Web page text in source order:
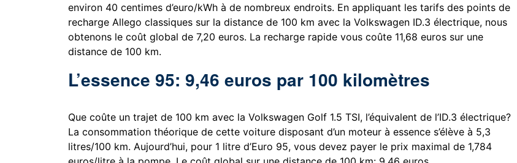
environ 40 centimes d’euro/kWh à de nombreux endroits. En appliquant les tarifs des points de
recharge Allego classiques sur la distance de 100 km avec la Volkswagen ID.3 électrique, nous
obtenons le coût global de 7,20 euros. La recharge rapide vous coûte 11,68 euros sur une
distance de 100 km.
L’essence 95: 9,46 euros par 100 kilomètres
Que coûte un trajet de 100 km avec la Volkswagen Golf 1.5 TSI, l’équivalent de l’ID.3 électrique?
La consommation théorique de cette voiture disposant d’un moteur à essence s’élève à 5,3
litres/100 km. Aujourd’hui, pour 1 litre d’Euro 95, vous devez payer le prix maximal de 1,784